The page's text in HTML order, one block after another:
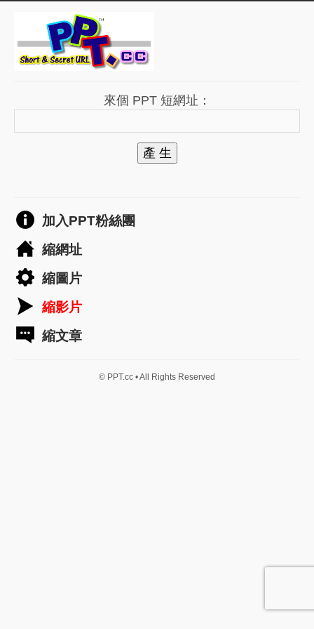
來個 PPT 短網址：
產 生
加入PPT粉絲團
縮網址
縮圖片
縮影片
縮文章
© PPT.cc • All Rights Reserved